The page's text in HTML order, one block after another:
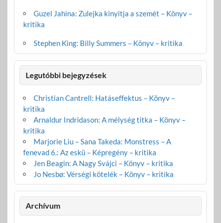
Guzel Jahina: Zulejka kinyitja a szemét – Könyv –
kritika
Stephen King: Billy Summers – Könyv – kritika
Legutóbbi bejegyzések
Christian Cantrell: Hatáseffektus – Könyv –
kritika
Arnaldur Indridason: A mélység titka – Könyv –
kritika
Marjorie Liu – Sana Takeda: Monstress – A
fenevad 6.: Az eskü – Képregény – kritika
Jen Beagin: A Nagy Svájci – Könyv – kritika
Jo Nesbø: Vérségi kötelék – Könyv – kritika
Archívum